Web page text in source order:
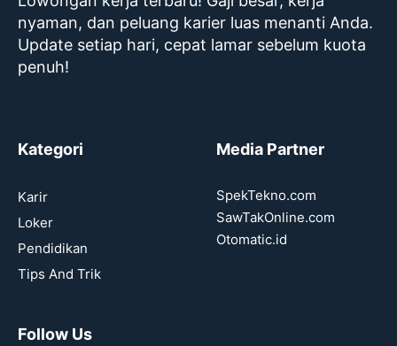
nyaman, dan peluang karier luas menanti Anda.
Update setiap hari, cepat lamar sebelum kuota
penuh!
Kategori
Karir
Loker
Pendidikan
Tips And Trik
Media Partner
SpekTekno.com
SawTakOnline.com
Otomatic.id
Follow Us